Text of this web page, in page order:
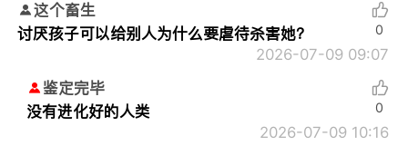
这个畜生
讨厌孩子可以给别人为什么要虐待杀害她？
2026-07-09 09:07
0
鉴定完毕
没有进化好的人类
2026-07-09 10:16
0